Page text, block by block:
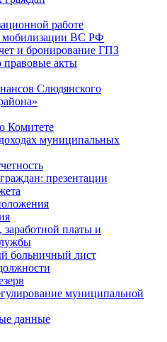
работе
мобилизации ВС РФ
и бронирование ГПЗ
акты
Слюдянского
Комитете
муниципальных
презентации
заработной платы и
больничный лист
муниципальной
данные